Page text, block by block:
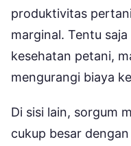
produktivitas
marginal. Tentu
kesehatan petani,
mengurangi biaya
Di sisi lain, sorgum
cukup besar